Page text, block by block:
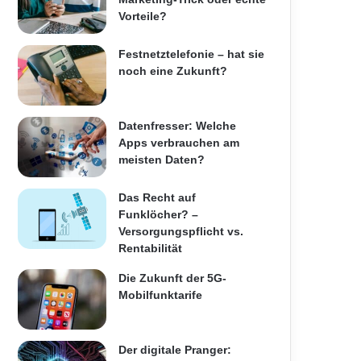
Vorteile?
Festnetztelefonie – hat sie
noch eine Zukunft?
Datenfresser: Welche
Apps verbrauchen am
meisten Daten?
Das Recht auf
Funklöcher? –
Versorgungspflicht vs.
Rentabilität
Die Zukunft der 5G-
Mobilfunktarife
Der digitale Pranger: